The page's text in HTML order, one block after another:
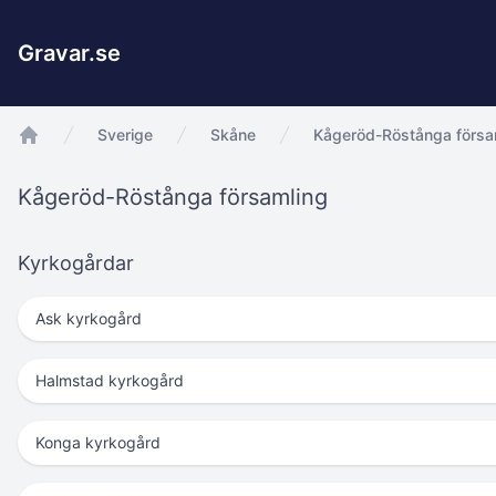
Gravar.se
Sverige Skåne Kågeröd-Röstånga
Kågeröd-Röstånga församling
Kyrkogårdar
Ask kyrkogård
Halmstad kyrkogård
Konga kyrkogård